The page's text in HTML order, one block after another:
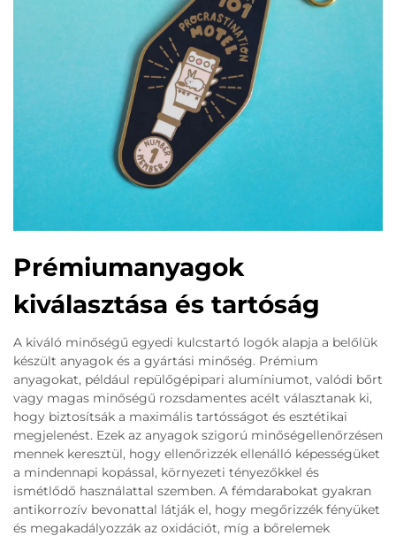
Prémiumanyagok
kiválasztása és tartóság
A kiváló minőségű egyedi kulcstartó logók alapja a belőlük
készült anyagok és a gyártási minőség. Prémium
anyagokat, például repülőgépipari alumíniumot, valódi bőrt
vagy magas minőségű rozsdamentes acélt választanak ki,
hogy biztosítsák a maximális tartósságot és esztétikai
megjelenést. Ezek az anyagok szigorú minőségellenőrzésen
mennek keresztül, hogy ellenőrizzék ellenálló képességüket
a mindennapi kopással, környezeti tényezőkkel és
ismétlődő használattal szemben. A fémdarabokat gyakran
antikorrozív bevonattal látják el, hogy megőrizzék fényüket
és megakadályozzák az oxidációt, míg a bőrelemek